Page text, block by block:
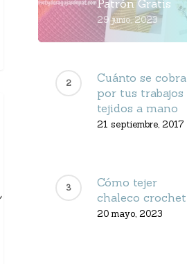
Patrón Gratis
29 junio, 2023
Cuánto se cobra
por tus trabajos
tejidos a mano
21 septiembre, 2017
Cómo tejer
chaleco crochet
20 mayo, 2023